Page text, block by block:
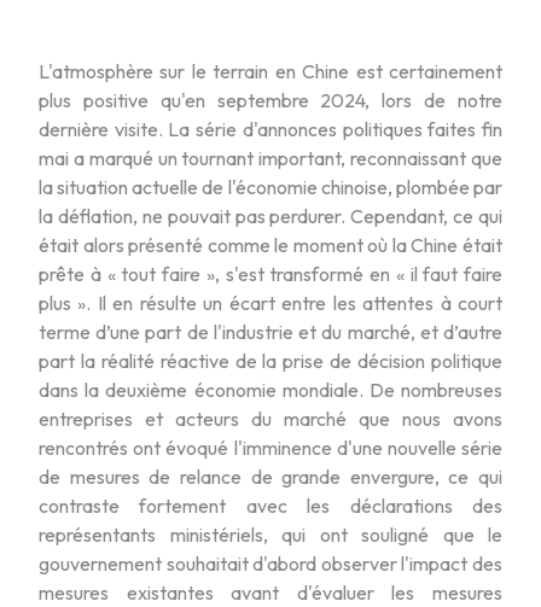
L'atmosphère sur le terrain en Chine est certainement
plus positive qu'en septembre 2024, lors de notre
dernière visite. La série d'annonces politiques faites fin
mai a marqué un tournant important, reconnaissant que
la situation actuelle de l'économie chinoise, plombée par
la déflation, ne pouvait pas perdurer. Cependant, ce qui
était alors présenté comme le moment où la Chine était
prête à « tout faire », s'est transformé en « il faut faire
plus ». Il en résulte un écart entre les attentes à court
terme d’une part de l'industrie et du marché, et d’autre
part la réalité réactive de la prise de décision politique
dans la deuxième économie mondiale. De nombreuses
entreprises et acteurs du marché que nous avons
rencontrés ont évoqué l'imminence d'une nouvelle série
de mesures de relance de grande envergure, ce qui
contraste fortement avec les déclarations des
représentants ministériels, qui ont souligné que le
gouvernement souhaitait d'abord observer l'impact des
mesures existantes avant d'évaluer les mesures